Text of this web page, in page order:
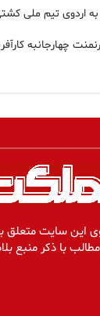
اردوی تیم ملی
چهارجانبه
این سایت متعلق
با ذکر منبع